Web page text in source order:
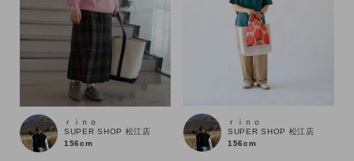
キーワードｒｉｎｏ
SUPER SHOP 松江店
156cm
ｒｉｎｏ
SUPER SHOP 松江店
156cm